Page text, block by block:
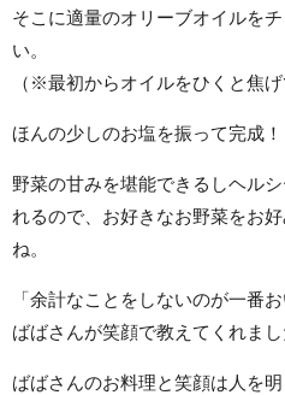
そこに適量のオリーブオイルを
い。
（※最初からオイルをひくと焦
ほんの少しのお塩を振って完成！
野菜の甘みを堪能できるしヘル
れるので、お好きなお野菜をお
ね。
「余計なことをしないのが一番
ばばさんが笑顔で教えてくれまし
ばばさんのお料理と笑顔は人を